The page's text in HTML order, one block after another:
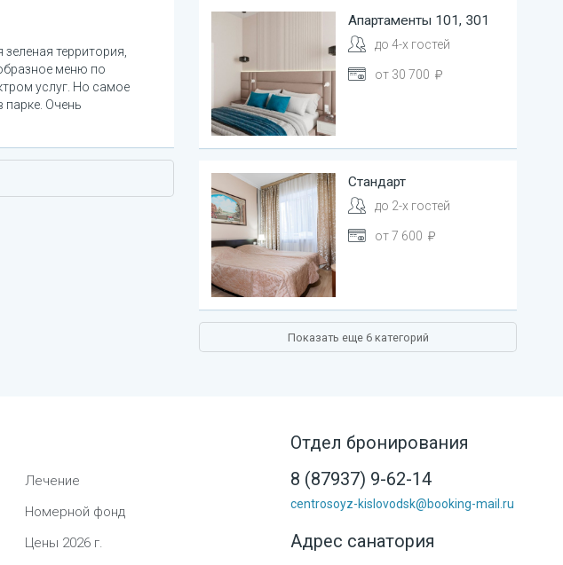
территория,
меню по
услуг. Но самое
парке. Очень
Апартаменты 101, 301
до 4-х гостей
от 30 700
Стандарт
до 2-х гостей
от7 600
Показать еще 6категорий
Лечение
Номерной фонд
Цены 2026г.
Отдел бронирования
8 (87937) 9-62-14
centrosoyz-kislovodsk@booking-mail.ru
Адрес санатория